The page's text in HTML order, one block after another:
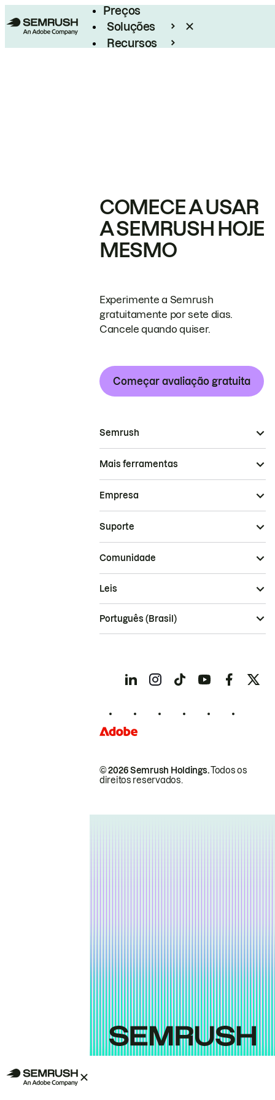
Preços
Soluções
Recursos
COMECE A USAR
A SEMRUSH HOJE
MESMO
Experimente a Semrush
gratuitamente por sete dias.
Cancele quando quiser.
Começar avaliação gratuita
Semrush
Mais ferramentas
Empresa
Suporte
Comunidade
© 2026 Semrush Holdings.Todos os
direitos reservados.
Leis
Português (Brasil)